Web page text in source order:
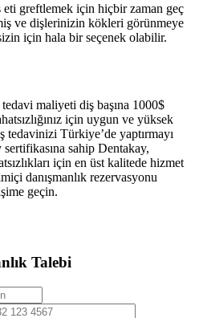
eti greftlemek için hiçbir zaman geç
ve dişlerinizin kökleri görünmeye
için hala bir seçenek olabilir.
maliyeti diş başına 1000$
için uygun ve yüksek
Türkiye’de yaptırmayı
sahip Dentakay,
için en üst kalitede hizmet
danışmanlık rezervasyonu
geçin.
Talebi